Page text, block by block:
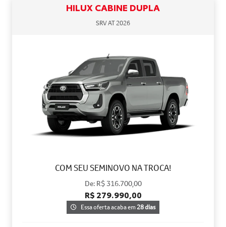
HILUX CABINE DUPLA
SRV AT 2026
COM SEU SEMINOVO NA TROCA!
De: R$ 316.700,00
R$ 279.990,00
Essa oferta acaba em28 dias